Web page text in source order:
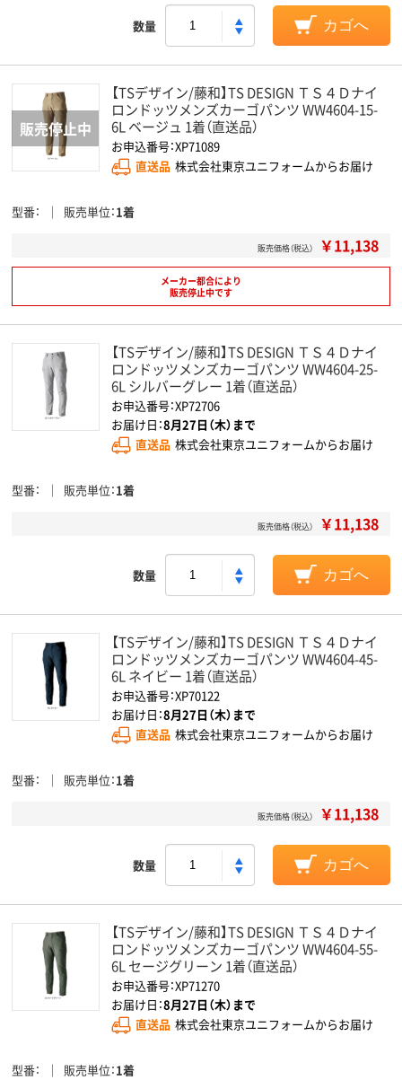
数量 カゴへ
【TSデザイン/藤和】TS DESIGN ＴＳ４Ｄナイ
ロンドッツメンズカーゴパンツ WW4604-15-
6L ベージュ 1着（直送品）
お申込番号：XP71089
直送品 株式会社東京ユニフォームからお届け
型番 販売単位 1着
販売価格（税込） ￥11,138
メーカー都合により
販売停止中です
【TSデザイン/藤和】TS DESIGN ＴＳ４Ｄナイ
ロンドッツメンズカーゴパンツ WW4604-25-
6L シルバーグレー 1着（直送品）
お申込番号：XP72706
お届け日：8月27日（木）まで
直送品 株式会社東京ユニフォームからお届け
型番 販売単位 1着
販売価格（税込） ￥11,138
数量 カゴへ
【TSデザイン/藤和】TS DESIGN ＴＳ４Ｄナイ
ロンドッツメンズカーゴパンツ WW4604-45-
6L ネイビー 1着（直送品）
お申込番号：XP70122
お届け日：8月27日（木）まで
直送品 株式会社東京ユニフォームからお届け
型番 販売単位 1着
販売価格（税込） ￥11,138
数量 カゴへ
【TSデザイン/藤和】TS DESIGN ＴＳ４Ｄナイ
ロンドッツメンズカーゴパンツ WW4604-55-
6L セージグリーン 1着（直送品）
お申込番号：XP71270
お届け日：8月27日（木）まで
直送品 株式会社東京ユニフォームからお届け
型番 販売単位 1着